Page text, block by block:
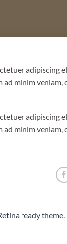
adipiscing
minim
adipiscing
minim
ready theme.